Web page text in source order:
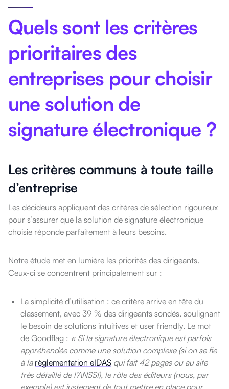
Quels sont les critères
prioritaires des
entreprises pour choisir
une solution de
signature électronique ?
Les critères communs à toute taille
d’entreprise
Les décideurs appliquent des critères de sélection rigoureux
pour s’assurer que la solution de signature électronique
choisie réponde parfaitement à leurs besoins.
Notre étude met en lumière les priorités des dirigeants.
Ceux-ci se concentrent principalement sur :
La simplicité d’utilisation : ce critère arrive en tête du
classement, avec 39 % des dirigeants sondés, soulignant
le besoin de solutions intuitives et user friendly. Le mot
de Goodflag : « Si la signature électronique est parfois
appréhendée comme une solution complexe (si on se fie
à la règlementation eIDAS qui fait 42 pages ou au site
très détaillé de l’ANSSI), le rôle des éditeurs (nous, par
exemple) est justement de tout mettre en place pour